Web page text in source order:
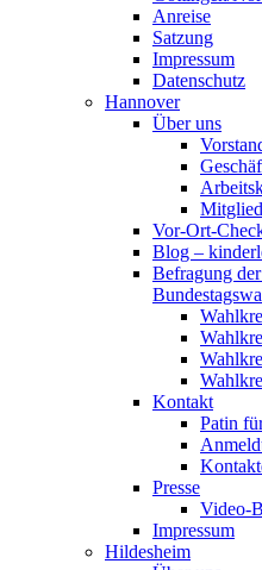
Anreise
Satzung
Impressum
Datenschutz
Hannover
Über uns
Vor-Ort-
Blog –
Befragung
Kontakt
Patin
Presse
Video-
Impressum
Hildesheim